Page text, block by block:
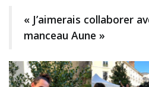
« J’aimerais collaborer
manceau Aune »